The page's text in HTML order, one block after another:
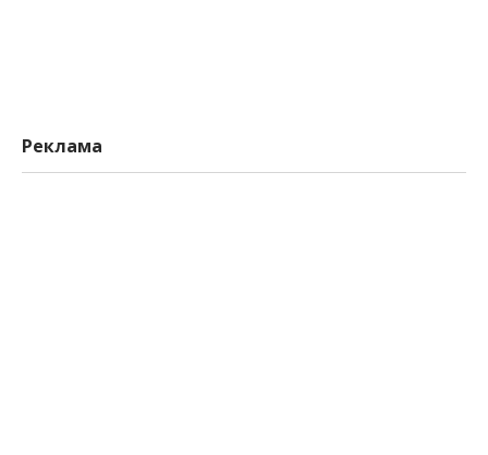
Реклама